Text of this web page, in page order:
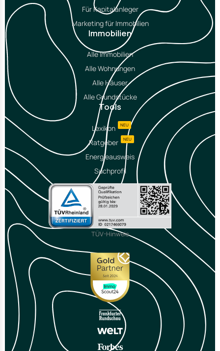
Für Kapitalanleger
Marketing für Immobilien
Immobilien
Alle Immobilien
Alle Wohnungen
Alle Häuser
Alle Grundstücke
Tools
Lexikon NEU
Ratgeber NEU
Energieausweis
Suchprofil
TÜV-Hinweis